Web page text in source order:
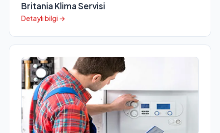
Britania Klima Servisi
Detaylı bilgi →